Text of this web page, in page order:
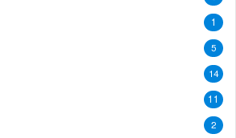
1
5
14
11
2